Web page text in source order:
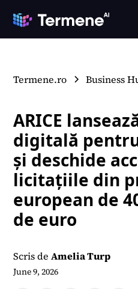
Termene.ro Business
ARICE
digitală
și deschide
licitațiile din
european de
de euro
Scris de Amelia Turp
June 9, 2026